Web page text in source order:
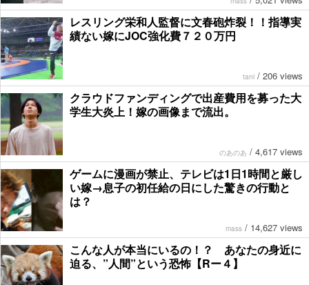
レスリング栄和人監督に文春砲炸裂！！指導実
績ない嫁にJOC強化費７２０万円
tani / 206 views
クラウドファンディングで出産費用を募った大
学生大炎上！嫁の画像まで流出。
のあのあ / 4,617 views
ゲームに漫画が禁止、テレビは1日1時間と厳し
い嫁→息子の初任給の日にした驚きの行動と
は？
mass / 14,627 views
こんな人が本当にいるの！？ あなたの身近に
迫る、”人間”という恐怖【Rー４】